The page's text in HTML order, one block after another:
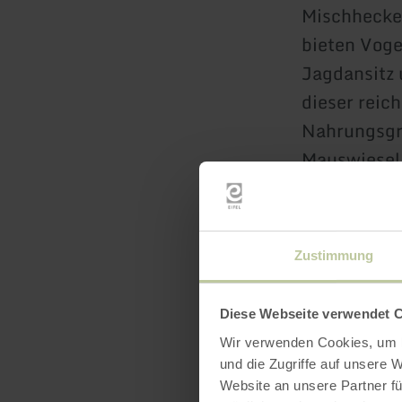
Zustimmung
Diese Webseite verwendet
Wir verwenden Cookies,
und die Zugriffe auf unsere
Website an unsere Partner
bieten
Jagdansitz
dieser
Moore und
bieten:
mit 689 m,
tonig-